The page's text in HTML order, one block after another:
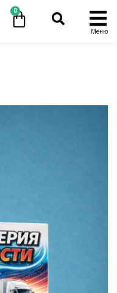
0
Меню